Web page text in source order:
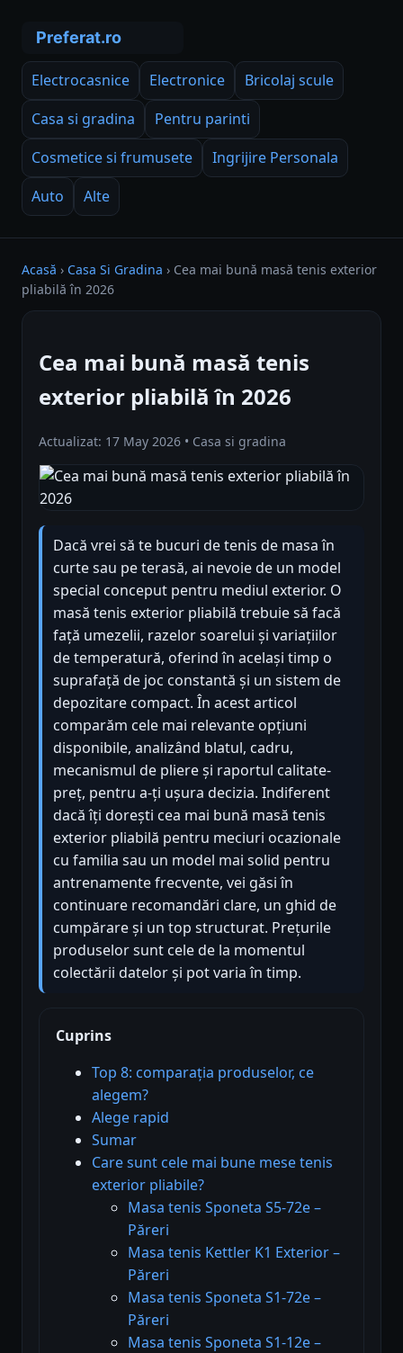
Electrocasnice Electronice
Bricolaj scule
Casa si gradina
Pentru parinti
Cosmetice si frumusete
Ingrijire Personala
Auto
Alte
Acasă › Casa Si Gradina › Cea mai bună masă tenis exterior
pliabilă în 2026
Cea mai bună masă tenis
exterior pliabilă în 2026
Actualizat: 17 May 2026 • Casa si gradina
Dacă vrei să te bucuri de tenis de masa în
curte sau pe terasă, ai nevoie de un model
special conceput pentru mediul exterior. O
masă tenis exterior pliabilă trebuie să facă
față umezelii, razelor soarelui și variațiilor
de temperatură, oferind în același timp o
suprafață de joc constantă și un sistem de
depozitare compact. În acest articol
comparăm cele mai relevante opțiuni
disponibile, analizând blatul, cadru,
mecanismul de pliere și raportul calitate-
preț, pentru a-ți ușura decizia. Indiferent
dacă îți dorești cea mai bună masă tenis
exterior pliabilă pentru meciuri ocazionale
cu familia sau un model mai solid pentru
antrenamente frecvente, vei găsi în
continuare recomandări clare, un ghid de
cumpărare și un top structurat. Prețurile
produselor sunt cele de la momentul
colectării datelor și pot varia în timp.
Cuprins
Top 8: comparația produselor, ce
alegem?
Alege rapid
Sumar
Care sunt cele mai bune mese tenis
exterior pliabile?
Masa tenis Sponeta S5-72e –
Păreri
Masa tenis Kettler K1 Exterior –
Păreri
Masa tenis Sponeta S1-72e –
Păreri
Masa tenis Sponeta S1-12e –